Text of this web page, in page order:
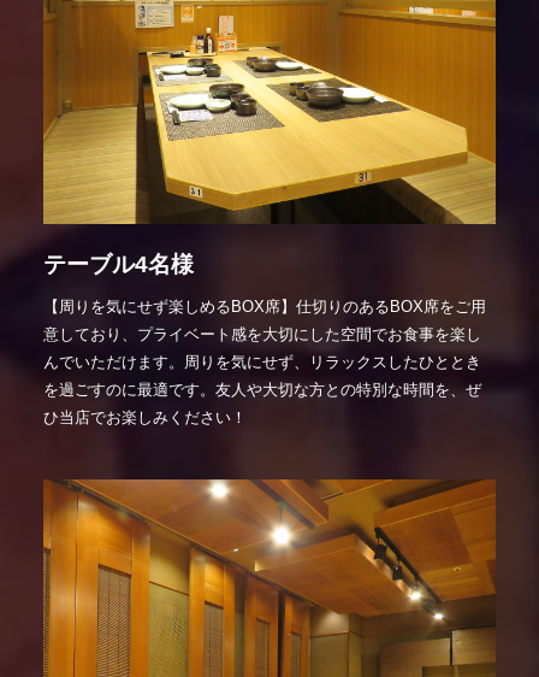
テーブル4名様
【周りを気にせず楽しめるBOX席】仕切りのあるBOX席をご用
意しており、プライベート感を大切にした空間でお食事を楽し
んでいただけます。周りを気にせず、リラックスしたひととき
を過ごすのに最適です。友人や大切な方との特別な時間を、ぜ
ひ当店でお楽しみください！